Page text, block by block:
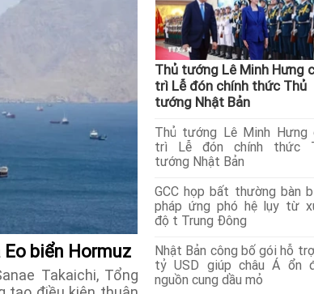
biển Hormuz
Takaichi, Tổng
Thủ tướng Lê Minh Hưng
trì Lễ đón chính thức Thủ
tướng Nhật Bản
Thủ tướng Lê Minh Hưng
trì Lễ đón chính thức
tướng Nhật Bản
GCC họp bất thường bàn
pháp ứng phó hệ lụy từ
đột Trung Đông
Nhật Bản công bố gói hỗ
tỷ USD giúp châu Á ổn
nguồn cung dầu mỏ